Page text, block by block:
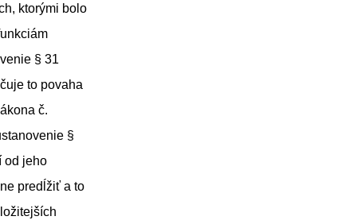
ktorými bolo
§ 31
to povaha
č.
§
od jeho
predĺžiť a to